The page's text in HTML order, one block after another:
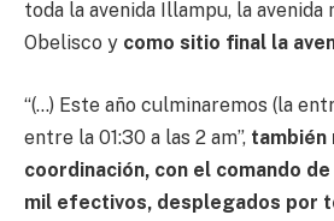
toda la avenida Illampu, la avenida
Obelisco y como sitio final la
“(…) Este año culminaremos (la
entre la 01:30 a las 2 am”, también
coordinación, con el comando
mil efectivos, desplegados por